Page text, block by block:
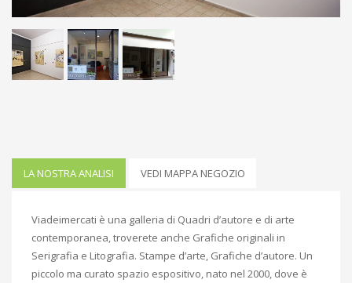
LA NOSTRA ANALISI VEDI MAPPA NEGOZIO
Viadeimercati è una galleria di Quadri d’autore e di arte
contemporanea, troverete anche Grafiche originali in
Serigrafia e Litografia. Stampe d’arte, Grafiche d’autore. Un
piccolo ma curato spazio espositivo, nato nel 2000, dove è